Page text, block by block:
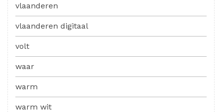
vlaanderen
vlaanderen digitaal
volt
waar
warm
warm wit